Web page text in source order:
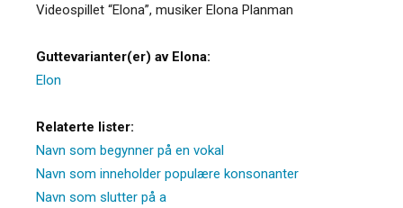
Videospillet “Elona”, musiker Elona Planman
Guttevarianter(er) av Elona:
Elon
Relaterte lister:
Navn som begynner på en vokal
Navn som inneholder populære konsonanter
Navn som slutter på a